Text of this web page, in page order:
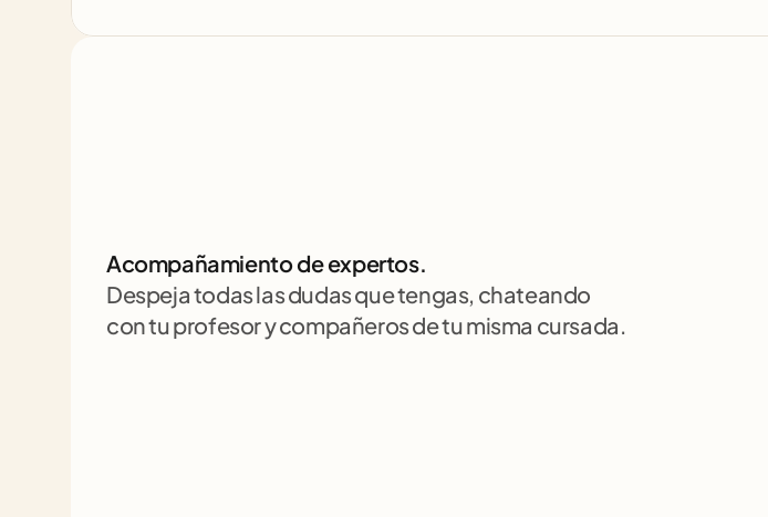
Acompañamiento de expertos.
Despeja todas las dudas que tengas, chateando
con tu profesor y compañeros de tu misma cursada.